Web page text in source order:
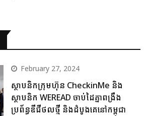
February 27, 2024
ស្ថាបនិកក្រុមហ៊ុន CheckinMe និង
ស្ថាបនិក WEREAD ចាប់ដៃគ្នាពង្រឹង
ប្រព័ន្ធឌីជីថលថ្មី និងដំបូងគេនៅកម្ពុជា